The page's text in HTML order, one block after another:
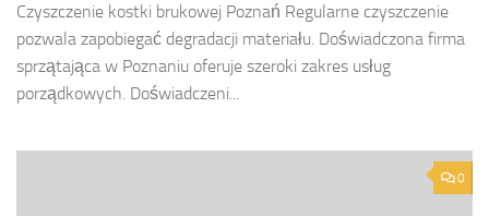
Czyszczenie kostki brukowej Poznań Regularne czyszczenie
pozwala zapobiegać degradacji materiału. Doświadczona firma
sprzątająca w Poznaniu oferuje szeroki zakres usług
porządkowych. Doświadczeni...
0